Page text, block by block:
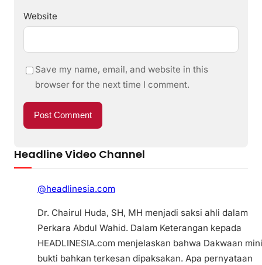
Website
Save my name, email, and website in this
browser for the next time I comment.
Headline Video Channel
@headlinesia.com
Dr. Chairul Huda, SH, MH menjadi saksi ahli dalam
Perkara Abdul Wahid. Dalam Keterangan kepada
HEADLINESIA.com menjelaskan bahwa Dakwaan
bukti bahkan terkesan dipaksakan. Apa pernyataan